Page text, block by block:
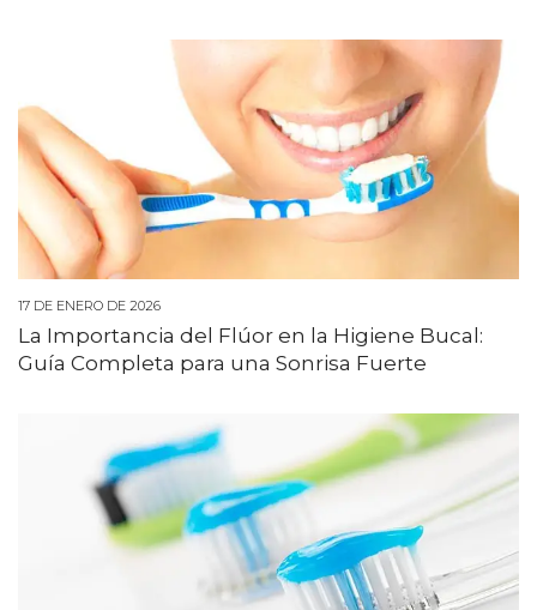
17 DE ENERO DE 2026
La Importancia del Flúor en la Higiene Bucal:
Guía Completa para una Sonrisa Fuerte